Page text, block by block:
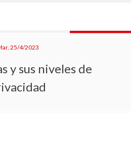
25/4/2023
y sus niveles de